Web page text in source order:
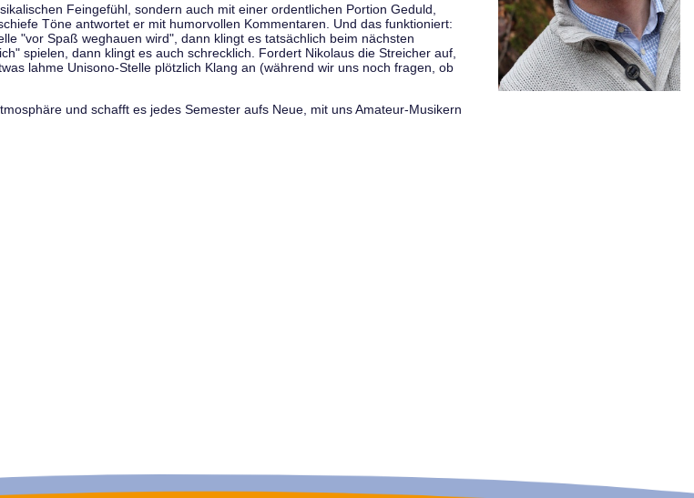
Feingefühl, sondern auch mit einer ordentlichen Portion Geduld,
Töne antwortet er mit humorvollen Kommentaren. Und das funktioniert:
"vor Spaß weghauen wird", dann klingt es tatsächlich beim nächsten
spielen, dann klingt es auch schrecklich. Fordert Nikolaus die Streicher auf,
lahme Unisono-Stelle plötzlich Klang an (während wir uns noch fragen, ob
und schafft es jedes Semester aufs Neue, mit uns Amateur-Musikern